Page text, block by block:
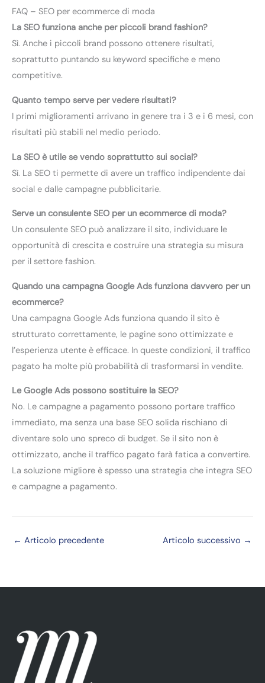
FAQ – SEO per ecommerce di moda
La SEO funziona anche per piccoli brand fashion?
Sì. Anche i piccoli brand possono ottenere risultati,
soprattutto puntando su keyword specifiche e meno
competitive.
Quanto tempo serve per vedere risultati?
I primi miglioramenti arrivano in genere tra i 3 e i 6 mesi, con
risultati più stabili nel medio periodo.
La SEO è utile se vendo soprattutto sui social?
Sì. La SEO ti permette di avere un traffico indipendente dai
social e dalle campagne pubblicitarie.
Serve un consulente SEO per un ecommerce di moda?
Un consulente SEO può analizzare il sito, individuare le
opportunità di crescita e costruire una strategia su misura
per il settore fashion.
Quando una campagna Google Ads funziona davvero per un
ecommerce?
Una campagna Google Ads funziona quando il sito è
strutturato correttamente, le pagine sono ottimizzate e
l’esperienza utente è efficace. In queste condizioni, il traffico
pagato ha molte più probabilità di trasformarsi in vendite.
Le Google Ads possono sostituire la SEO?
No. Le campagne a pagamento possono portare traffico
immediato, ma senza una base SEO solida rischiano di
diventare solo uno spreco di budget. Se il sito non è
ottimizzato, anche il traffico pagato farà fatica a convertire.
La soluzione migliore è spesso una strategia che integra SEO
e campagne a pagamento.
← Articolo precedente Articolo successivo →